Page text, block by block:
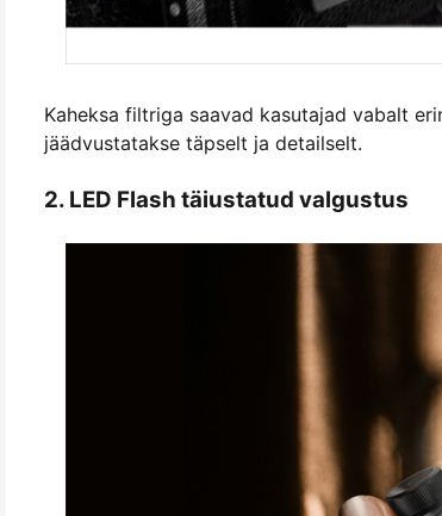
Kaheksa filtriga saavad kasutajad vabalt
jäädvustatakse täpselt ja detailselt.
2. LED Flash täiustatud valgustus